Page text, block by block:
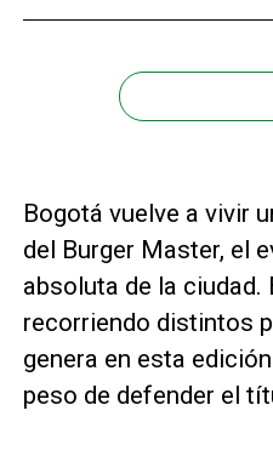
Bogotá vuelve a vivir
del Burger Master, el
absoluta de la
recorriendo distintos
genera en esta
peso de defender el